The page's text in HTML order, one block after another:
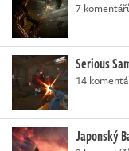
7
Serious
14
Japonský